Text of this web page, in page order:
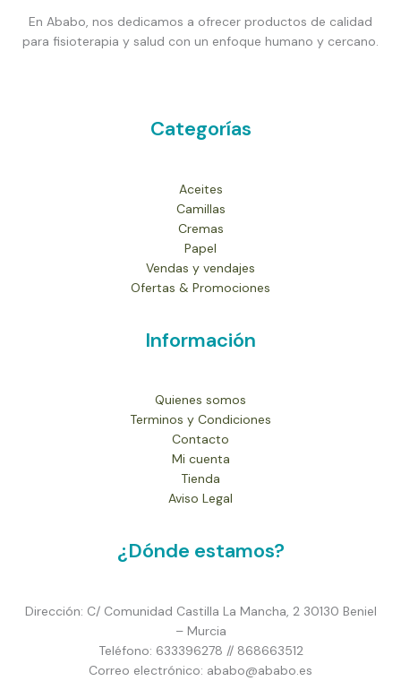
En Ababo, nos dedicamos a ofrecer productos de calidad
para fisioterapia y salud con un enfoque humano y cercano.
Categorías
Aceites
Camillas
Cremas
Papel
Vendas y vendajes
Ofertas & Promociones
Información
Quienes somos
Terminos y Condiciones
Contacto
Mi cuenta
Tienda
Aviso Legal
¿Dónde estamos?
Dirección: C/ Comunidad Castilla La Mancha, 2 30130 Beniel
– Murcia
Teléfono: 633396278 // 868663512
Correo electrónico: ababo@ababo.es